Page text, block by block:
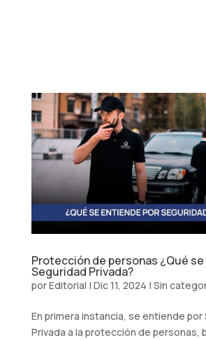
Protección de personas ¿Qué
Seguridad Privada?
porEditorial | Dic 11, 2024 | Sin
En primera instancia, se entiende por
Privada a la protección de personas,